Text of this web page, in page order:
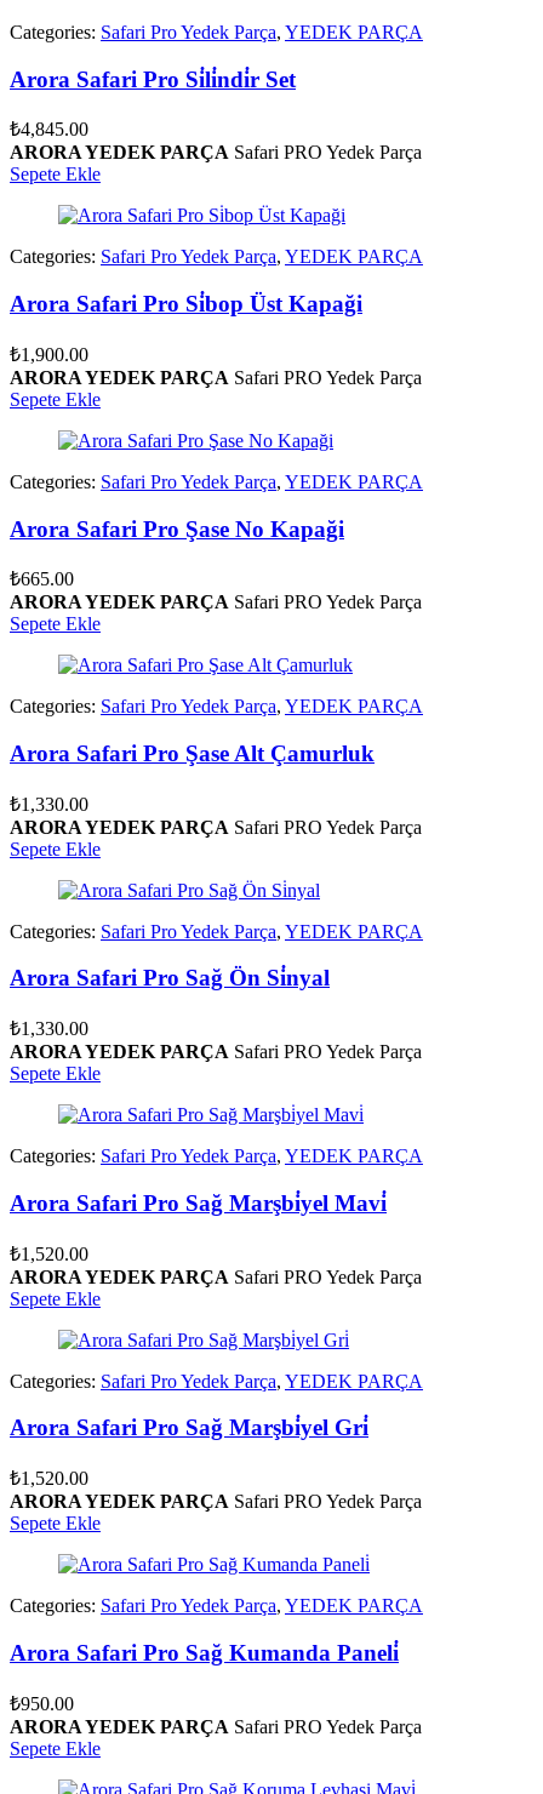
Categories: Safari Pro Yedek Parça, YEDEK PARÇA
Arora Safari Pro Si̇li̇ndi̇r Set
₺4,845.00
ARORA YEDEK PARÇA Safari PRO Yedek Parça
Sepete Ekle
Categories: Safari Pro Yedek Parça, YEDEK PARÇA
Arora Safari Pro Si̇bop Üst Kapaği
₺1,900.00
ARORA YEDEK PARÇA Safari PRO Yedek Parça
Sepete Ekle
Categories: Safari Pro Yedek Parça, YEDEK PARÇA
Arora Safari Pro Şase No Kapaği
₺665.00
ARORA YEDEK PARÇA Safari PRO Yedek Parça
Sepete Ekle
Categories: Safari Pro Yedek Parça, YEDEK PARÇA
Arora Safari Pro Şase Alt Çamurluk
₺1,330.00
ARORA YEDEK PARÇA Safari PRO Yedek Parça
Sepete Ekle
Categories: Safari Pro Yedek Parça, YEDEK PARÇA
Arora Safari Pro Sağ Ön Si̇nyal
₺1,330.00
ARORA YEDEK PARÇA Safari PRO Yedek Parça
Sepete Ekle
Categories: Safari Pro Yedek Parça, YEDEK PARÇA
Arora Safari Pro Sağ Marşbi̇yel Mavi̇
₺1,520.00
ARORA YEDEK PARÇA Safari PRO Yedek Parça
Sepete Ekle
Categories: Safari Pro Yedek Parça, YEDEK PARÇA
Arora Safari Pro Sağ Marşbi̇yel Gri̇
₺1,520.00
ARORA YEDEK PARÇA Safari PRO Yedek Parça
Sepete Ekle
Categories: Safari Pro Yedek Parça, YEDEK PARÇA
Arora Safari Pro Sağ Kumanda Paneli̇
₺950.00
ARORA YEDEK PARÇA Safari PRO Yedek Parça
Sepete Ekle